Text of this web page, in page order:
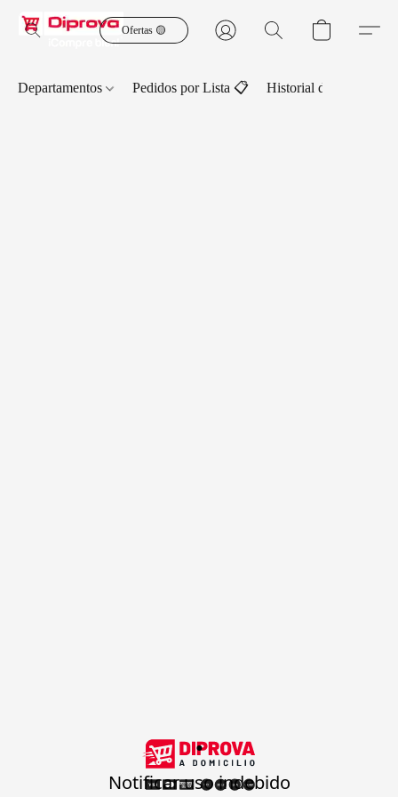
Ofertas 🟡
Departamentos Pedidos por Lista 📋 Historial de Pedidos
.
Notificar uso indebido